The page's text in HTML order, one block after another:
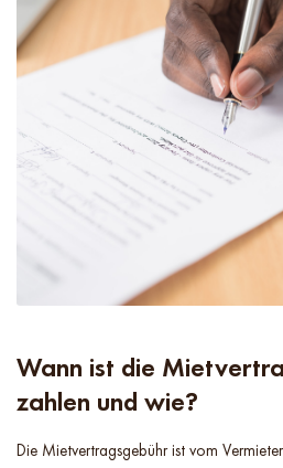
Wann ist die
zahlen und wie?
Die Mietvertragsgebühr ist vom